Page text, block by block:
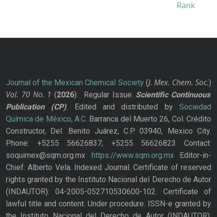
Journal of the Mexican Chemical Society(J. Mex. Chem. Soc.)
Vol. 70 No. 1 (2026): Regular Issue. Scientific Continuous
Publication
(CP). Edited and distributed bySociedad
Química de México, A.C. Barranca del Muerto 26, Col. Crédito
Constructor, Del. Benito Juárez, C.P. 03940, Mexico City.
Phone: +5255 56626837; +5255 56626823 Contact:
soquimex@sqm.org.mx https://www.sqm.org.mxEditor-in-
Chief: Alberto Vela. Indexed Journal. Certificate of reserved
rights granted by the Instituto Nacional del Derecho de Autor
(INDAUTOR): 04-2005-052710530600-102. Certificate of
lawful title and content: Under procedure. ISSN-e granted by